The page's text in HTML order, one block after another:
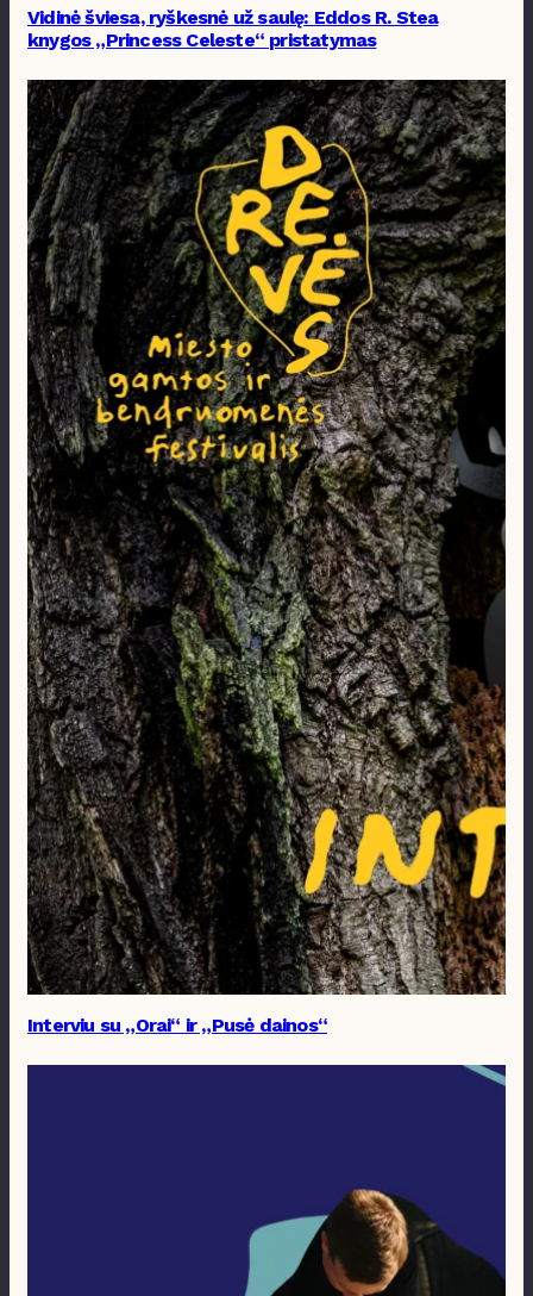
Vidinė šviesa, ryškesnė už saulę: Eddos R. Stea
knygos „Princess Celeste“ pristatymas
Interviu su „Orai“ ir „Pusė dainos“